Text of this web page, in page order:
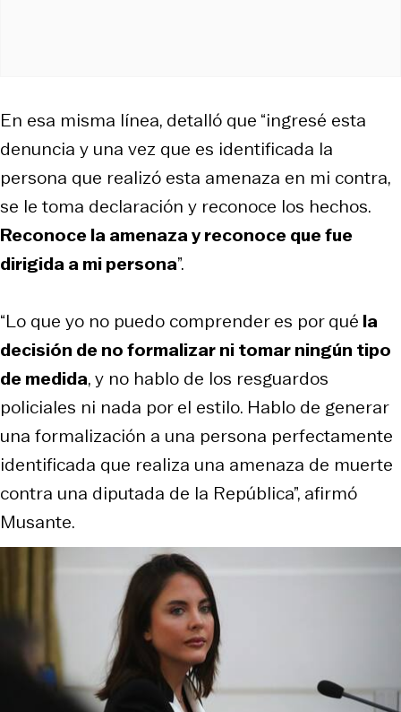
En esa misma línea, detalló que “ingresé esta
denuncia y una vez que es identificada la
persona que realizó esta amenaza en mi contra,
se le toma declaración y reconoce los hechos.
Reconoce la amenaza y reconoce que fue
dirigida a mi persona”.
“Lo que yo no puedo comprender es por qué la
decisión de no formalizar ni tomar ningún tipo
de medida, y no hablo de los resguardos
policiales ni nada por el estilo. Hablo de generar
una formalización a una persona perfectamente
identificada que realiza una amenaza de muerte
contra una diputada de la República”, afirmó
Musante.